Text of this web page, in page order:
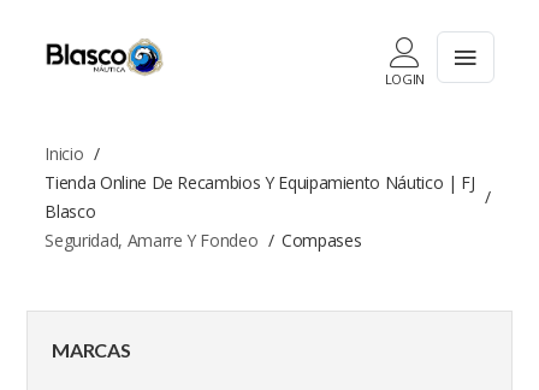
LOGIN
Inicio
Tienda Online De Recambios Y Equipamiento Náutico | FJ
Blasco
Seguridad, Amarre Y Fondeo
Compases
MARCAS